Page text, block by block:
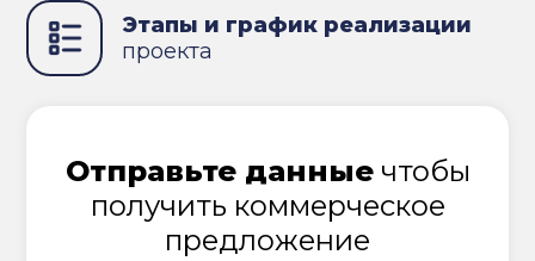
Этапы и график реализации
проекта
Отправьте данныечтобы
получить коммерческое
предложение